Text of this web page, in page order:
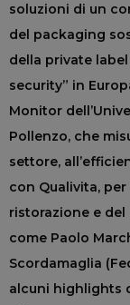
soluzioni di un
del packaging
della private
security” in
Monitor
Pollenzo, che
settore,
con Qualivita,
ristorazione e
come Paolo
Scordamaglia
alcuni highlights